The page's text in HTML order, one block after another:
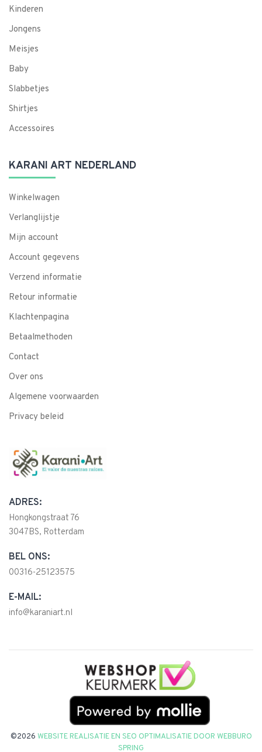
Kinderen
Jongens
Meisjes
Baby
Slabbetjes
Shirtjes
Accessoires
KARANI ART NEDERLAND
Winkelwagen
Verlanglijstje
Mijn account
Account gegevens
Verzend informatie
Retour informatie
Klachtenpagina
Betaalmethoden
Contact
Over ons
Algemene voorwaarden
Privacy beleid
ADRES:
Hongkongstraat 76
3047BS, Rotterdam
BEL ONS:
00316-25123575
E-MAIL:
info@karaniart.nl
©2026 WEBSITE REALISATIE EN SEO OPTIMALISATIE DOOR WEBBURO
SPRING